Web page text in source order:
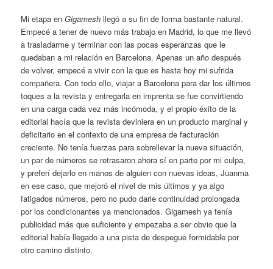
Mi etapa enGigameshllegó a su fin de forma bastante natural.
Empecé a tener de nuevo más trabajo en Madrid, lo que me llevó
a trasladarme y terminar con las pocas esperanzas que le
quedaban a mi relación en Barcelona. Apenas un año después
de volver, empecé a vivir con la que es hasta hoy mi sufrida
compañera. Con todo ello, viajar a Barcelona para dar los últimos
toques a la revista y entregarla en imprenta se fue convirtiendo
en una carga cada vez más incómoda, y el propio éxito de la
editorial hacía que la revista deviniera en un producto marginal y
deficitario en el contexto de una empresa de facturación
creciente. No tenía fuerzas para sobrellevar la nueva situación,
un par de números se retrasaron ahora sí en parte por mi culpa,
y preferí dejarlo en manos de alguien con nuevas ideas, Juanma
en ese caso, que mejoró el nivel de mis últimos y ya algo
fatigados números, pero no pudo darle continuidad prolongada
por los condicionantes ya mencionados. Gigamesh ya tenía
publicidad más que suficiente y empezaba a ser obvio que la
editorial había llegado a una pista de despegue formidable por
otro camino distinto.